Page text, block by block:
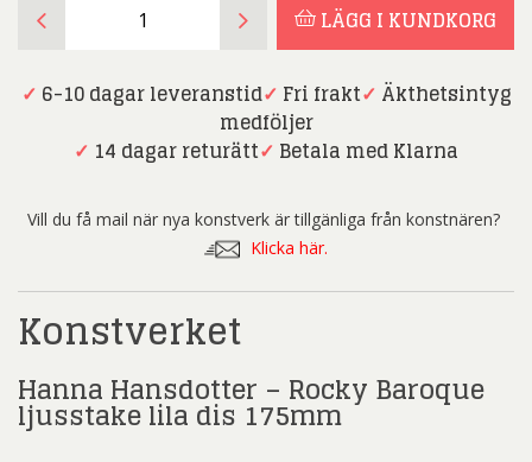
Hansdotter
Rocky
ljusstake
175mm
LÄGG I KUNDKORG
✓ 6-10 dagar leveranstid✓ Fri frakt✓ Äkthetsintyg
medföljer
✓ 14 dagar returätt✓ Betala med Klarna
Vill du få mail när nya konstverk är tillgänliga från konstnären?
Klicka här.
Konstverket
Hanna Hansdotter – Rocky Baroque
ljusstake lila dis 175mm